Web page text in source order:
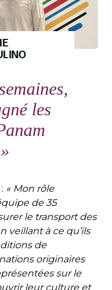
les
« Mon rôle
de 35
le transport des
veillant à ce qu’ils
de
originaires
sur le
leur culture et